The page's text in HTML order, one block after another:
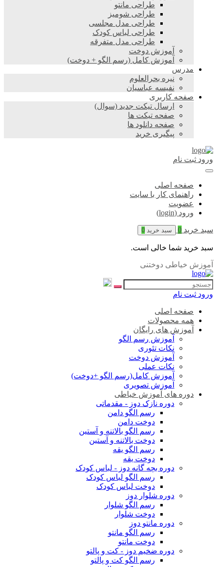
طراحی مانتو
طراحی شومیز
طراحی مدل مجلسی
طراحی لباس کودک
طراحی مدل متفرقه
آموزش دوخت
آموزش کامل (رسم الگو + دوخت)
مدرس
نیره بحرالعلوم
نفیسه عباسیان
صفحه کاربری
ارسال تیکت جدید (سوال)
صفحه تیکت ها
صفحه دانلود ها
پیگیری خرید
ورود ثبت نام
صفحه اصلی
راهنمای کار با سایت
عضویت
ورود (login)
سبد خرید 0 سبد خرید 0
سبد خرید شما خالی است.
آموزش خیاطی دوختنی
ورود ثبت نام
صفحه اصلی
همه محصولات
آموزش های رایگان
آموزش رسم الگو
نکات تئوری
آموزش دوخت
نکات عملی
آموزش کامل(رسم الگو +دوخت)
آموزش تصویری
دوره های آموزش خیاطی
دوره نازک دوز - مقدماتی
رسم الگو دامن
دوخت دامن
رسم الگو بالاتنه و آستین
دوخت بالاتنه و آستین
رسم الگو یقه
دوخت یقه
دوره بچه گانه دوز - لباس کودک
رسم الگو لباس کودک
دوخت لباس کودک
دوره شلوار دوز
رسم الگو شلوار
دوخت شلوار
دوره مانتو دوز
رسم الگو مانتو
دوخت مانتو
دوره ضخیم دوز - کت و پالتو
رسم الگو کت و پالتو